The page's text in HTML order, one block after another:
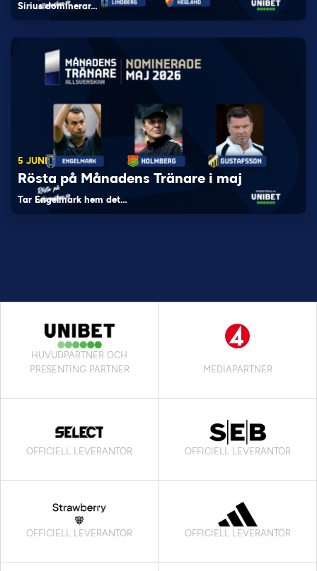
Sirius dominerar…
5 JUNI
Rösta på Månadens Tränare i maj
Tar Engelmark hem det…
HUVUDPARTNER OCH
PRESENTING PARTNER
MEDIAPARTNER
OFFICIELL LEVERANTÖR OFFICIELL LEVERANTÖR
OFFICIELL LEVERANTÖR OFFICIELL LEVERANTÖR